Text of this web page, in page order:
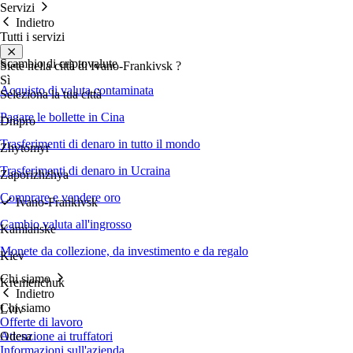
Servizi
Indietro
Tutti i servizi
Scambio di criptovalute
Acquisto di valuta contaminata
Pagare le bollette in Cina
Trasferimenti di denaro in tutto il mondo
Trasferimenti di denaro in Ucraina
Comprare e vendere oro
Cambio valuta all'ingrosso
Monete da collezione, da investimento e da regalo
Chi siamo
Indietro
Chi siamo
Offerte di lavoro
Attenzione ai truffatori
Informazioni sull'azienda
Siete nella città diIvano-Frankivsk ?
Sì
Seleziona la tua città
Dnipro
Zhytomyr
Zaporizhzhya
Ivano-Frankivsk
Kamianske
Kiev
Kremenchuk
Lviv
Odesa